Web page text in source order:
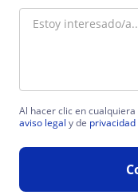
Al hacer clic en
aviso legal y de privacidad